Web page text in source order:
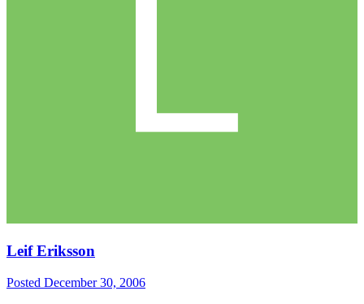
Leif Eriksson
Posted December 30, 2006